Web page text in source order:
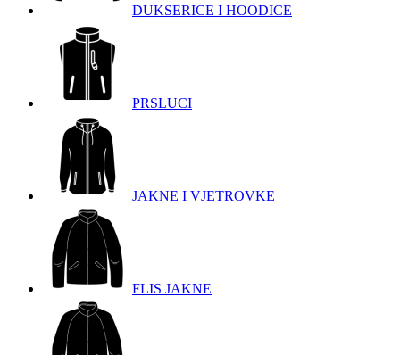
DUKSERICE I HOODICE
PRSLUCI
JAKNE I VJETROVKE
FLIS JAKNE